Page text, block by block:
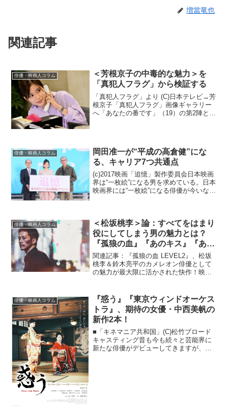
増當竜也
関連記事
俳優・映画人コラム
＜芳根京子の中毒的な魅力＞を
「真犯人フラグ」から検証する
「真犯人フラグ」より (C)日本テレビ→芳
根京子「真犯人フラグ」画像ギャラリー
へ「あなたの番です」（19）の第2陣とし
俳優・映画人コラム
岡田准一が“平成の高倉健”にな
る、キャリア7つ共通点
(c)2017映画「追憶」製作委員会日本映画
界は“一枚絵”になる男を求めている。日本
映画界には“一枚絵”になる俳優が今いな
近い俳優が...
俳優・映画人コラム
＜松坂桃李＞論：すべてをはまり
役にしてしまう男の魅力とは？
『孤狼の血』『あのキス』『あの
頃。』……
関連記事：『孤狼の血 LEVEL2』、松坂
桃李＆鈴木亮平のカメレオン俳優として
の魅力が最大限に活かされた快作！映画
まで彼のイメージは「さわやかな好青
年」「真面...
俳優・映画人コラム
『惑う』『東京ウィンドオーケス
トラ』、期待の女優・中西美帆の
新作2本！
■「キネマニア共和国」(C)松竹ブロード
キャスティング昔も今も続々と芸能界に
新たな俳優がデビューしてきますが、そ